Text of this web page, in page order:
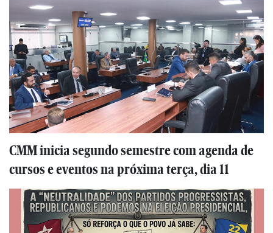
CMM inicia segundo semestre com agenda de
cursos e eventos na próxima terça, dia 11